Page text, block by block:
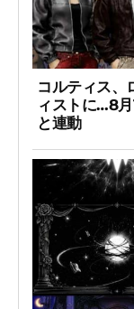
コルティス、
ィストに…8
と連動